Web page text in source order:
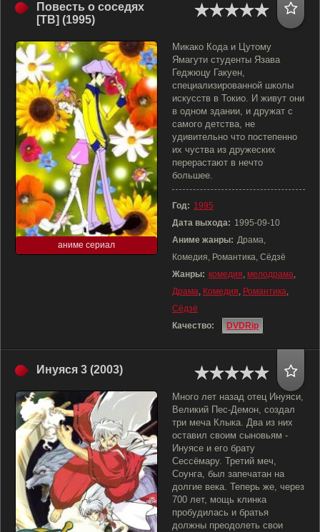
Повесть о соседях
[ТВ] (1995)
аниме сериал
Микако Кода и Цутому
Ямагути студенты Язава
Геджюцу Гакуен,
специализированной школы
искусств в Токио. И живут они
в одном здании, и дружат с
самого детства, не
удивительно что постепенно
их чуства из дружеских
перерастают в нечто
большее.
Год: 1995
Дата выхода: 1995-09-10
Аниме жанры: Драма,
Комедия, Романтика, Сёдзё
Жанры: комедия, мелодрама,
Драма, Комедия, Романтика,
Сёдзё
Качество:
DVDRip
Инуяся 3 (2003)
Много лет назад отец Инуяси,
Великий Пес-Демон, создал
три меча Клыка. Два из них
оставил своим сыновьям -
Инуясе и его брату
Сессёмару. Третий меч,
Соунга, был запечатан на
долгие века. Теперь же, через
700 лет, мощь клинка
пробудилась и братья
должны преодолеть свои